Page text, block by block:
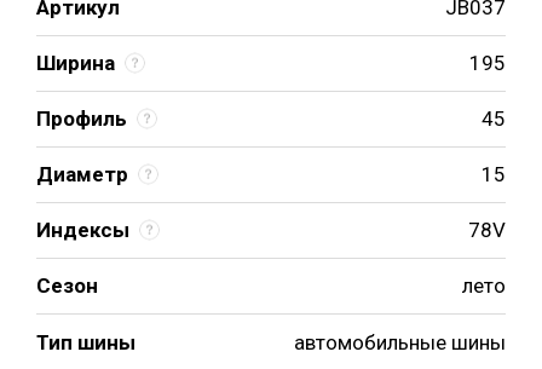
Артикул JB037
Ширина 195
Профиль 45
Диаметр 15
Индексы 78V
Сезон лето
Тип шины автомобильные шины